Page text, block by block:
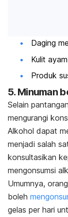
Daging
Kulit
Produk
5. Minuman
Selain
mengurangi
Alkohol dapat
menjadi salah
konsultasikan
mengonsumsi
Umumnya,
boleh
gelas per hari